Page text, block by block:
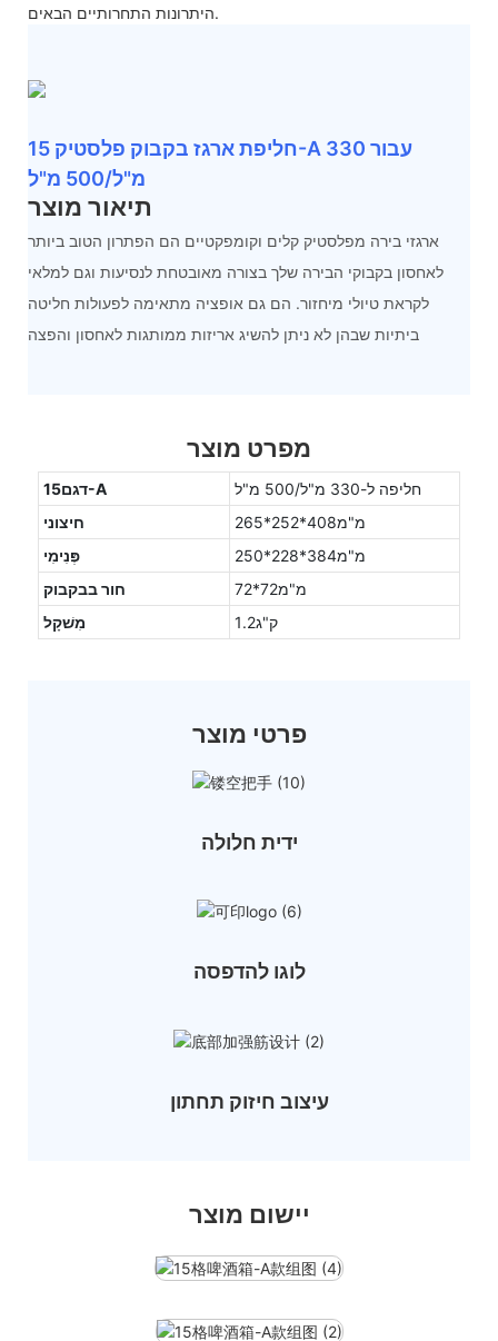
היתרונות התחרותיים הבאים.
חליפת ארגז בקבוק פלסטיק 15-A עבור 330
מ"ל/500 מ"ל
תיאור מוצר
ארגזי בירה מפלסטיק קלים וקומפקטיים הם הפתרון הטוב ביותר
לאחסון בקבוקי הבירה שלך בצורה מאובטחת לנסיעות וגם למלאי
לקראת טיולי מיחזור. הם גם אופציה מתאימה לפעולות חליטה
מפרט מוצר
דגם15-A
חליפה ל-330 מ"ל/500 מ"ל
חיצוני
מ"מ408*252*265
פְּנִימִי
מ"מ384*228*250
חור בבקבוק
מ"מ72*72
מִשׁקָל
ק"ג1.2
פרטי מוצר
ידית חלולה
לוגו להדפסה
עיצוב חיזוק תחתון
יישום מוצר